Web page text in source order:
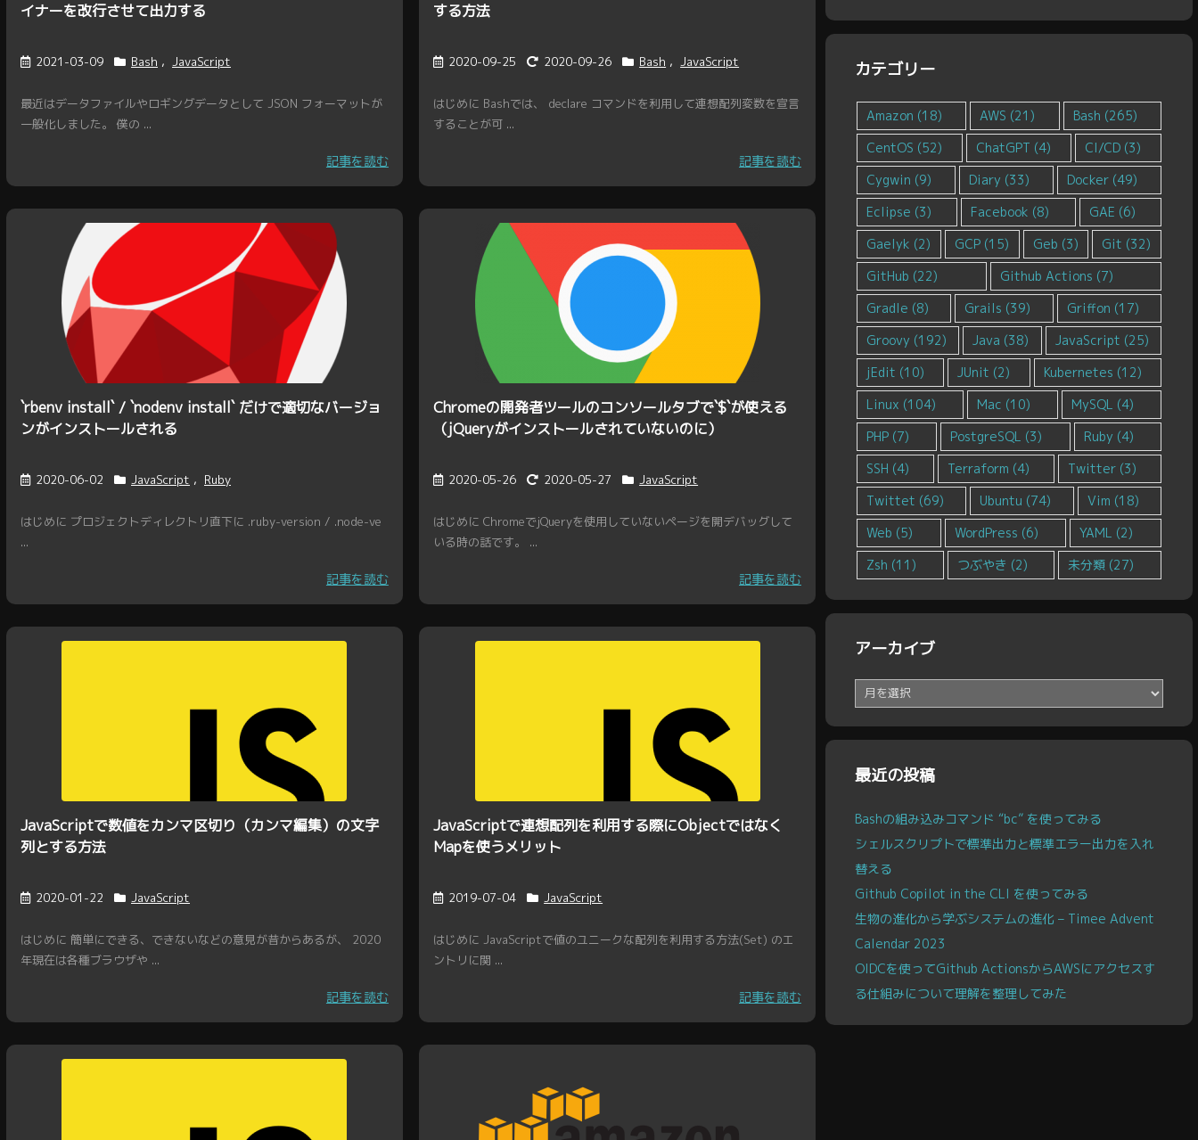
イナーを改行させて出力する
2021-03-09 Bash , JavaScript
最近はデータファイルやロギングデータとして JSON フォーマットが
一般化しました。 僕の ...
記事を読む
する方法
2020-09-25 2020-09-26 Bash , JavaScript
はじめに Bashでは、 declare コマンドを利用して連想配列変数を宣言
することが可 ...
記事を読む
`rbenv install` / `nodenv install` だけで適切なバージョ
ンがインストールされる
2020-06-02 JavaScript , Ruby
はじめに プロジェクトディレクトリ直下に .ruby-version / .node-ve
...
記事を読む
Chromeの開発者ツールのコンソールタブで`$`が使える
（jQueryがインストールされていないのに）
2020-05-26 2020-05-27 JavaScript
はじめに ChromeでjQueryを使用していないページを開デバッグして
いる時の話です。 ...
記事を読む
JavaScriptで数値をカンマ区切り（カンマ編集）の文字
列とする方法
2020-01-22 JavaScript
はじめに 簡単にできる、できないなどの意見が昔からあるが、 2020
年現在は各種ブラウザや ...
記事を読む
JavaScriptで連想配列を利用する際にObjectではなく
Mapを使うメリット
2019-07-04 JavaScript
はじめに JavaScriptで値のユニークな配列を利用する方法(Set) のエ
ントリに関 ...
記事を読む
カテゴリー
Amazon (18) AWS (21) Bash (265)
CentOS (52) ChatGPT (4) CI/CD (3)
Cygwin (9) Diary (33) Docker (49)
Eclipse (3) Facebook (8) GAE (6)
Gaelyk (2) GCP(15) Geb (3) Git (32)
GitHub (22) Github Actions (7)
Gradle (8) Grails (39) Griffon (17)
Groovy (192) Java (38) JavaScript (25)
jEdit (10) JUnit (2) Kubernetes (12)
Linux (104) Mac (10) MySQL (4)
PHP (7) PostgreSQL (3) Ruby (4)
SSH (4) Terraform (4) Twitter (3)
Twittet (69) Ubuntu (74) Vim (18)
Web (5) WordPress (6) YAML (2)
Zsh (11) つぶやき (2) 未分類 (27)
アーカイブ
ー
イ
最近の投稿
Bashの組み込みコマンド “bc” を使ってみる
シェルスクリプトで標準出力と標準エラー出力を入れ
替える
Github Copilot in the CLI を使ってみる
生物の進化から学ぶシステムの進化 – Timee Advent
Calendar 2023
OIDCを使ってGithub ActionsからAWSにアクセスす
る仕組みについて理解を整理してみた